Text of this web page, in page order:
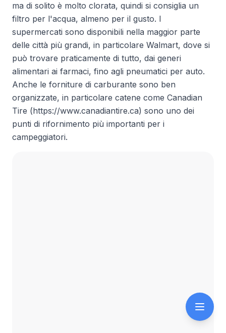
ma di solito è molto clorata, quindi si consiglia un
filtro per l'acqua, almeno per il gusto. I
supermercati sono disponibili nella maggior parte
delle città più grandi, in particolare Walmart, dove si
può trovare praticamente di tutto, dai generi
alimentari ai farmaci, fino agli pneumatici per auto.
Anche le forniture di carburante sono ben
organizzate, in particolare catene come Canadian
Tire (https://www.canadiantire.ca) sono uno dei
punti di rifornimento più importanti per i
campeggiatori.